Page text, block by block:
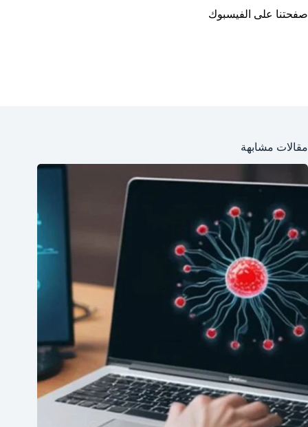
صفحتنا على الفيسبوك
مقالات مشابهة